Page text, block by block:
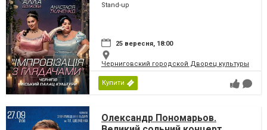
Stand-up
25 вересня, 18:00
Черниговский городской Дворец культуры
Купити
Олександр Пономарьов.